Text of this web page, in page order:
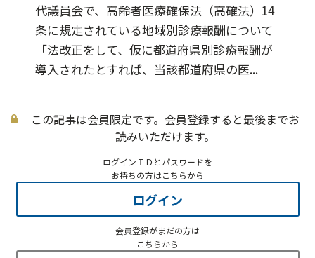
代議員会で、高齢者医療確保法（高確法）14
条に規定されている地域別診療報酬について
「法改正をして、仮に都道府県別診療報酬が
導入されたとすれば、当該都道府県の医...
この記事は会員限定です。会員登録すると最後までお
読みいただけます。
ログインＩＤとパスワードを
お持ちの方はこちらから
ログイン
会員登録がまだの方は
こちらから